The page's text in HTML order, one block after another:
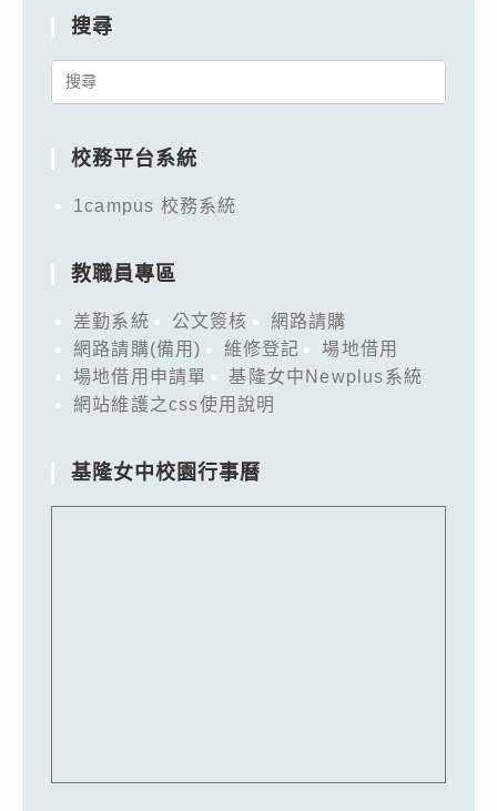
搜尋
Search
校務平台系統
1campus 校務系統
教職員專區
差勤系統 公文簽核
網路請購
網路請購(備用)
維修登記
場地借用
場地借用申請單
基隆女中Newplus系統
網站維護之css使用說明
基隆女中校園行事曆